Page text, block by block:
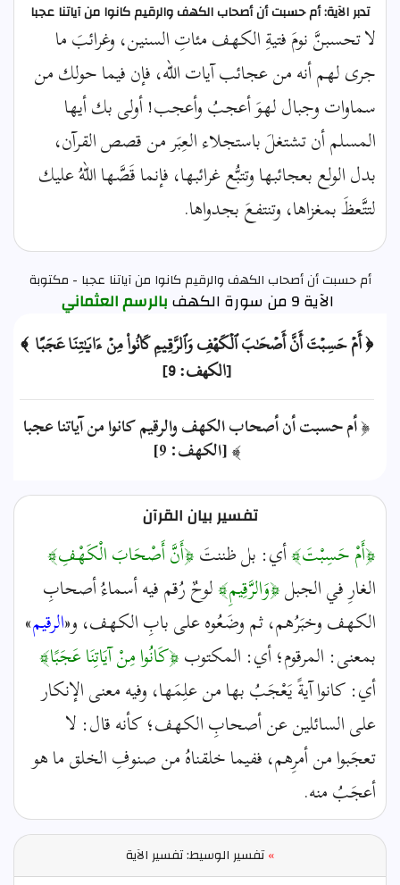
تدبر الآية: أم حسبت أن أصحاب الكهف والرقيم كانوا من آياتنا عجبا
لا تحسبنَّ نومَ فتيةِ الكهف مئاتِ السنين، وغرائبَ ما
جرى لهم أنه من عجائب آيات الله، فإن فيما حولك من
سماوات وجبال لهوَ أعجبُ وأعجب! أولى بك أيها
المسلم أن تشتغلَ باستجلاء العِبَر من قصص القرآن،
بدل الولع بعجائبها وتتبُّع غرائبها، فإنما قَصَّها اللهُ عليك
لتتَّعظَ بمغزاها، وتنتفعَ بجدواها.
أم حسبت أن أصحاب الكهف والرقيم كانوا من آياتنا عجبا - مكتوبة
الآية 9 من سورة الكهف بالرسم العثماني
﴿ أَمۡ حَسِبۡتَ أَنَّ أَصۡحَٰبَ ٱلۡكَهۡفِ وَٱلرَّقِيمِ كَانُواْ مِنۡ ءَايَٰتِنَا عَجَبًا ﴾
[الكهف: 9]
﴿ أم حسبت أن أصحاب الكهف والرقيم كانوا من آياتنا عجبا
﴾ [الكهف: 9]
تفسير بيان القرآن
﴿أَمْ حَسِبْتَ﴾أي: بل ظننتَ﴿أَنَّ أَصْحَابَ الْكَهْفِ﴾
الغارِ في الجبل﴿وَالرَّقِيمِ﴾لوحٌ رُقم فيه أسماءُ أصحابِ
الكهف وخبَرُهم، ثم وضَعُوه على بابِ الكهف، و«الرقيم»
بمعنى: المرقوم؛ أي: المكتوب﴿كَانُوا مِنْ آيَاتِنَا عَجَبًا﴾
أي: كانوا آيةً يَعْجَبُ بها من علِمَها، وفيه معنى الإنكار
على السائلين عن أصحابِ الكهف؛ كأنه قال: لا
تعجَبوا من أمرِهم، ففيما خلقناهُ من صنوفِ الخلق ما هو
أعجَبُ منه.
»تفسير الوسيط: تفسير الآية